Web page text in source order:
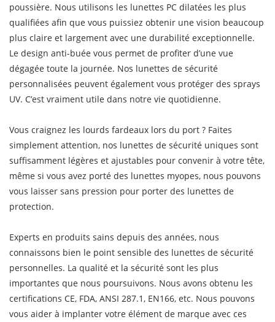
poussière. Nous utilisons les lunettes PC dilatées les plus
qualifiées afin que vous puissiez obtenir une vision beaucoup
plus claire et largement avec une durabilité exceptionnelle.
Le design anti-buée vous permet de profiter d’une vue
dégagée toute la journée. Nos lunettes de sécurité
personnalisées peuvent également vous protéger des sprays
UV. C’est vraiment utile dans notre vie quotidienne.
Vous craignez les lourds fardeaux lors du port ? Faites
simplement attention, nos lunettes de sécurité uniques sont
suffisamment légères et ajustables pour convenir à votre tête,
même si vous avez porté des lunettes myopes, nous pouvons
vous laisser sans pression pour porter des lunettes de
protection.
Experts en produits sains depuis des années, nous
connaissons bien le point sensible des lunettes de sécurité
personnelles. La qualité et la sécurité sont les plus
importantes que nous poursuivons. Nous avons obtenu les
certifications CE, FDA, ANSI 287.1, EN166, etc. Nous pouvons
vous aider à implanter votre élément de marque avec ces